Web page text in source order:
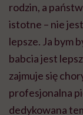
rodzin, a
istotne – nie
lepsze. Ja bym
babcia jest
zajmuje się
profesjonalna
dedykowana